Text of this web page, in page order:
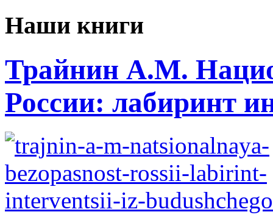
Наши книги
Трайнин А.М.
России: лабиринт